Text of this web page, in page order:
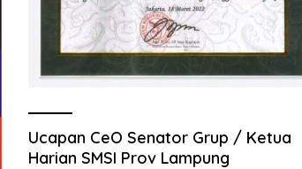
Ucapan CeO Senator Grup / Ketua
Harian SMSI Prov Lampung